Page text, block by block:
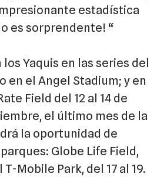
estadística
es sorprendente! “
Yaquis en las series del
en el Angel Stadium; y en
Field del 12 al 14 de
el último mes de la
la oportunidad de
Globe Life Field,
T-Mobile Park, del 17 al 19.